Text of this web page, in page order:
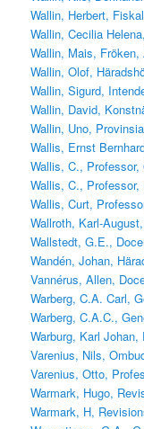
Wallin, Herbert,
Wallin, Cecilia
Wallin, Mais, Fröken,
Wallin, Olof,
Wallin, Sigurd,
Wallin, David,
Wallin, Uno,
Wallis, Ernst
Wallis, C., Professor,
Wallis, C., Professor,
Wallis, Curt,
Wallroth, Karl-
Wallstedt, G.E.,
Wandén, Johan,
Vannérus, Allen,
Warberg, C.A. Carl,
Warberg, C.A.C.,
Warburg, Karl
Varenius, Nils,
Varenius, Otto,
Warmark, Hugo,
Warmark, H,